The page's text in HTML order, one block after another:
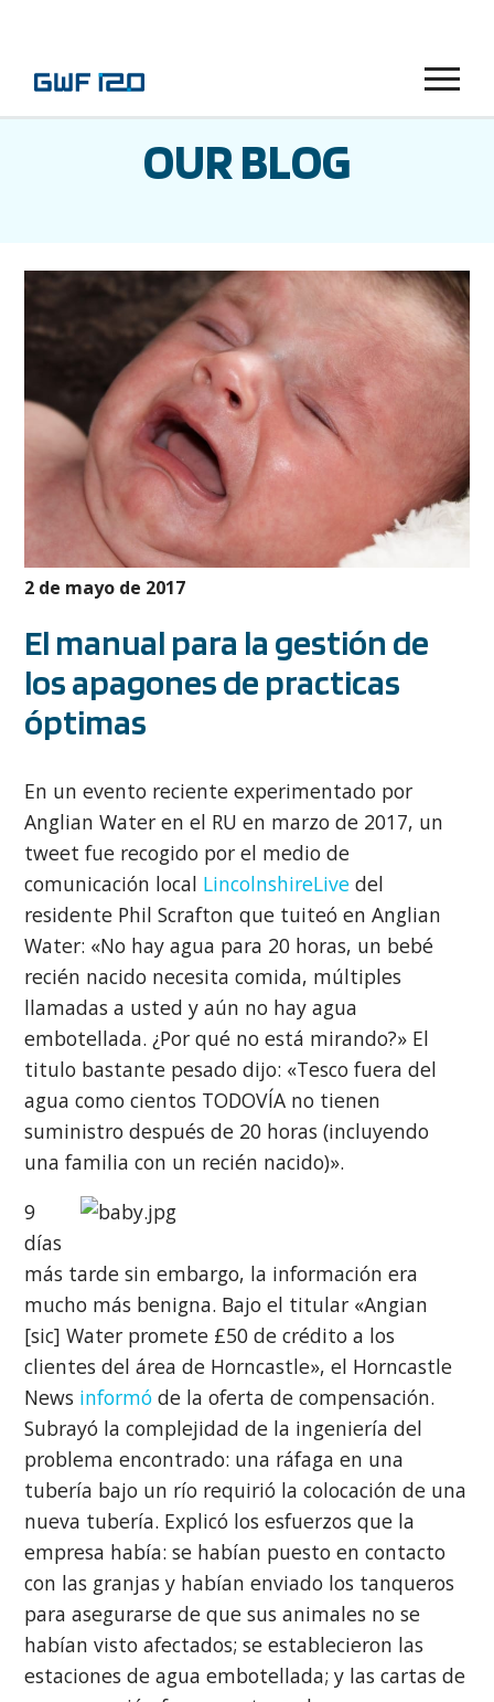
Menu
OUR BLOG
2 de mayo de 2017
El manual para la gestión de
los apagones de practicas
óptimas
En un evento reciente experimentado por
Anglian Water en el RU en marzo de 2017, un
tweet fue recogido por el medio de
comunicación local LincolnshireLive del
residente Phil Scrafton que tuiteó en Anglian
Water: «No hay agua para 20 horas, un bebé
recién nacido necesita comida, múltiples
llamadas a usted y aún no hay agua
embotellada. ¿Por qué no está mirando?» El
titulo bastante pesado dijo: «Tesco fuera del
agua como cientos TODOVÍA no tienen
suministro después de 20 horas (incluyendo
una familia con un recién nacido)».
9
días
más tarde sin embargo, la información era
mucho más benigna. Bajo el titular «Angian
[sic] Water promete £50 de crédito a los
clientes del área de Horncastle», el Horncastle
News informó de la oferta de compensación.
Subrayó la complejidad de la ingeniería del
problema encontrado: una ráfaga en una
tubería bajo un río requirió la colocación de una
nueva tubería. Explicó los esfuerzos que la
empresa había: se habían puesto en contacto
con las granjas y habían enviado los tanqueros
para asegurarse de que sus animales no se
habían visto afectados; se establecieron las
estaciones de agua embotellada; y las cartas de